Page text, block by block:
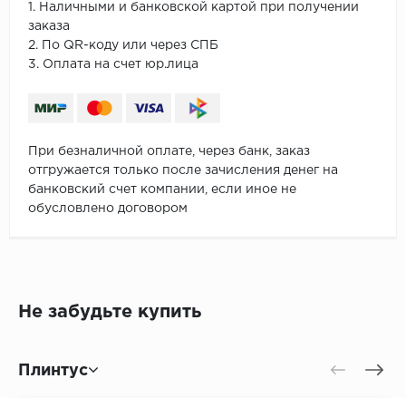
1. Наличными и банковской картой при получении
заказа
2. По QR-коду или через СПБ
3. Оплата на счет юр.лица
При безналичной оплате, через банк, заказ
отгружается только после зачисления денег на
банковский счет компании, если иное не
обусловлено договором
Не забудьте купить
Плинтус